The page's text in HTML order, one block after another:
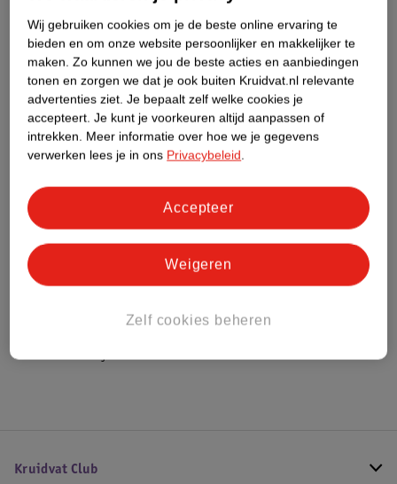
Etiketinformatie
Nature Impact Score
Dit product heeft (nog) geen Nature
Impact Score.
Meer informatie
Bestel & Bezorginformatie
Bekijk ook
Alle Tissues en zakdoekjes
Hoe controleren wij de reviews?
Kruidvat Club
Wij gebruiken cookies om je de beste online ervaring te
bieden en om onze website persoonlijker en makkelijker te
maken. Zo kunnen we jou de beste acties en aanbiedingen
tonen en zorgen we dat je ook buiten Kruidvat.nl relevante
advertenties ziet. Je bepaalt zelf welke cookies je
accepteert. Je kunt je voorkeuren altijd aanpassen of
intrekken. Meer informatie over hoe we je gegevens
verwerken lees je in ons Privacybeleid.
Zelf cookies beheren
Weigeren
Accepteer